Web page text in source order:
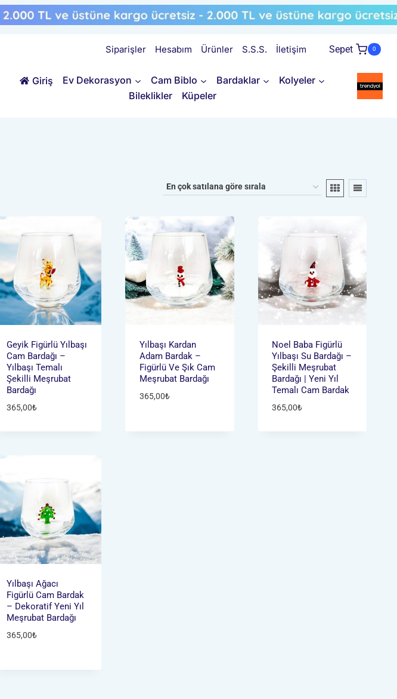
Siparişler Hesabım Ürünler S.S.S. İletişim Sepet 0
Giriş Ev Dekorasyon Cam Biblo Bardaklar
Kolyeler
Bileklikler
Küpeler
Geyik Figürlü Yılbaşı
Cam Bardağı –
Yılbaşı Temalı
Şekilli Meşrubat
Bardağı
365,00₺
Yılbaşı Kardan
Adam Bardak –
Figürlü Ve Şık Cam
Meşrubat Bardağı
365,00₺
Noel Baba Figürlü
Yılbaşı Su Bardağı –
Şekilli Meşrubat
Bardağı | Yeni Yıl
Temalı Cam Bardak
365,00₺
Yılbaşı Ağacı
Figürlü Cam Bardak
– Dekoratif Yeni Yıl
Meşrubat Bardağı
365,00₺